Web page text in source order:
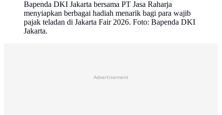
Bapenda DKI Jakarta bersama PT Jasa Raharja
menyiapkan berbagai hadiah menarik bagi para wajib
pajak teladan di Jakarta Fair 2026. Foto: Bapenda DKI
Jakarta.
Advertisement